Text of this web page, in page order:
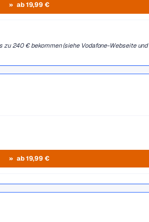
ab 19,99 €
240 € bekommen (siehe Vodafone-Webseite und
ab 19,99 €